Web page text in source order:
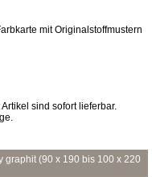
mit Originalstoffmustern
sind sofort lieferbar.
graphit (90 x 190 bis 100 x 220